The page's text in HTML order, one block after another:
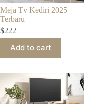
Meja Tv Kediri 2025
Terbaru
$222
Add to cart